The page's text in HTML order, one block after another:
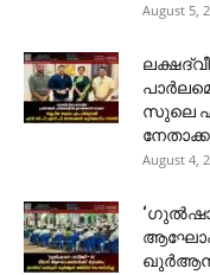
August 5,
സുലെ
August 4,
ഖുർആൻ